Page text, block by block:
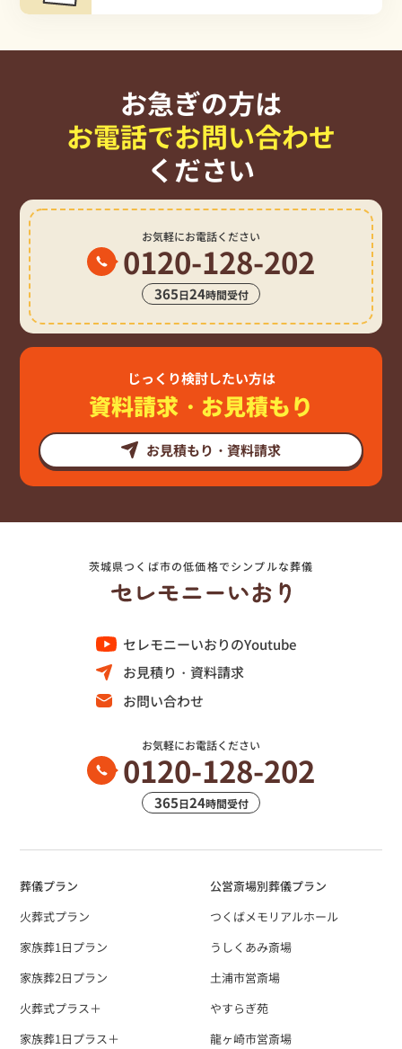
お急ぎの方は
お電話でお問い合わせ
ください
お気軽にお電話ください
0120-128-202
365日24時間受付
じっくり検討したい方は
資料請求・お見積もり
お見積もり・資料請求
茨城県つくば市の低価格でシンプルな葬儀
セレモニーいおりのYoutube
お見積り・資料請求
お問い合わせ
お気軽にお電話ください
0120-128-202
365日24時間受付
葬儀プラン
火葬式プラン
家族葬1日プラン
家族葬2日プラン
火葬式プラス＋
家族葬1日プラス＋
公営斎場別葬儀プラン
つくばメモリアルホール
うしくあみ斎場
土浦市営斎場
やすらぎ苑
龍ヶ崎市営斎場